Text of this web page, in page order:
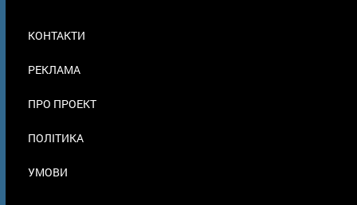
В
КОНТАКТИ
РЕКЛАМА
ПРО ПРОЕКТ
ПОЛІТИКА
УМОВИ